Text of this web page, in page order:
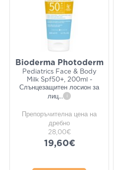
Bioderma Photoderm
Pediatrics Face & Body
Milk Spf50+, 200ml -
Слънцезащитен лосион за
лиц... i
Препоръчителна цена на
дребно
28,00€
19,60€